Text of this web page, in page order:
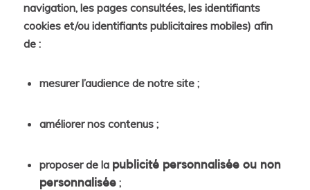
navigation, les pages consultées, les identifiants
cookies et/ou identifiants publicitaires mobiles) afin
de :
mesurer l’audience de notre site ;
améliorer nos contenus ;
proposer de la publicité personnalisée ou non
personnalisée;